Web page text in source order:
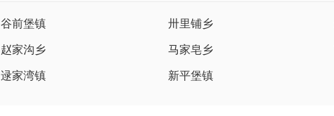
谷前堡镇 卅里铺乡
赵家沟乡 马家皂乡
逯家湾镇 新平堡镇